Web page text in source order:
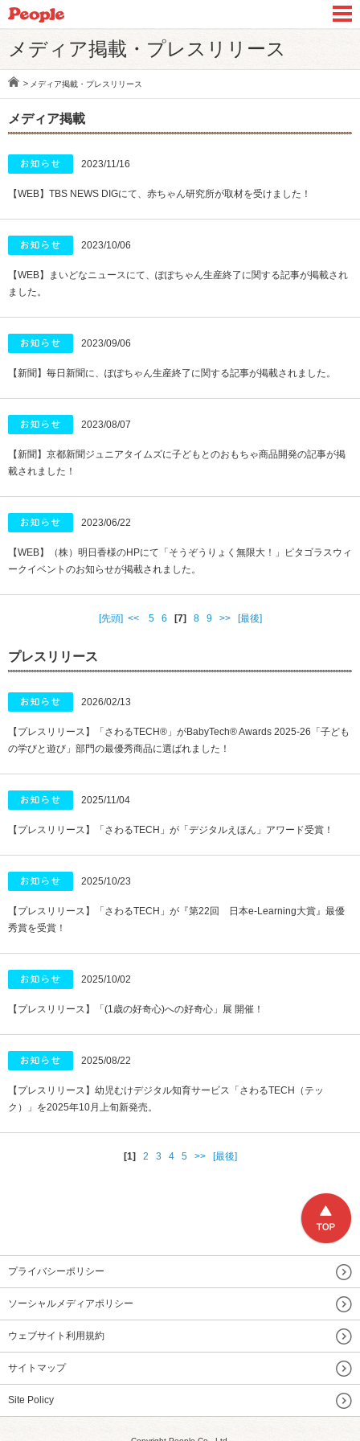
メディア掲載・プレスリリース
メディア掲載・プレスリリース
メディア掲載
2023/11/16
【WEB】TBS NEWS DIGにて、赤ちゃん研究所が取材を受けました！
2023/10/06
【WEB】まいどなニュースにて、ぽぽちゃん生産終了に関する記事が掲載され
ました。
2023/09/06
【新聞】毎日新聞に、ぽぽちゃん生産終了に関する記事が掲載されました。
2023/08/07
【新聞】京都新聞ジュニアタイムズに子どもとのおもちゃ商品開発の記事が掲
載されました！
2023/06/22
【WEB】（株）明日香様のHPにて「そうぞうりょく無限大！」ピタゴラスウィ
ークイベントのお知らせが掲載されました。
[先頭] << 5 6 [7] 8 9 >> [最後]
プレスリリース
2026/02/13
【プレスリリース】「さわるTECH®︎」がBabyTech® Awards 2025-26「子ども
の学びと遊び」部門の最優秀商品に選ばれました！
2025/11/04
【プレスリリース】「さわるTECH」が「デジタルえほん」アワード受賞！
2025/10/23
【プレスリリース】「さわるTECH」が『第22回 日本e-Learning大賞』最優
秀賞を受賞！
2025/10/02
【プレスリリース】「(1歳の好奇心)への好奇心」展 開催！
2025/08/22
【プレスリリース】幼児むけデジタル知育サービス「さわるTECH（テッ
ク）」を2025年10月上旬新発売。
[1] 2 3 4 5 >> [最後]
プライバシーポリシー
ソーシャルメディアポリシー
ウェブサイト利用規約
サイトマップ
Site Policy